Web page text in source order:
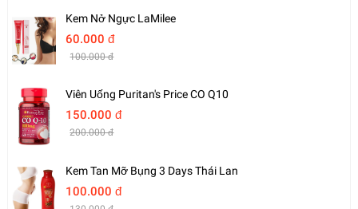
Kem Nở Ngực LaMilee
60.000 đ
100.000 đ
Viên Uống Puritan's Price CO Q10
150.000 đ
200.000 đ
Kem Tan Mỡ Bụng 3 Days Thái Lan
100.000 đ